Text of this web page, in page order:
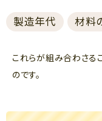
製造年代 材料
これらが組み合わさる
のです。